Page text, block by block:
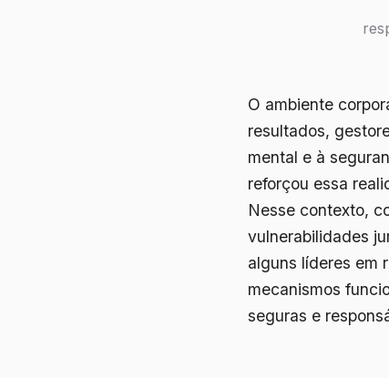
O ambiente
resultados,
mental e à
reforçou essa
Nesse contexto,
vulnerabilidades
alguns líderes em
mecanismos
seguras e